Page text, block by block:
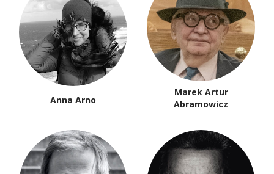
Anna Arno
Marek Artur
Abramowicz